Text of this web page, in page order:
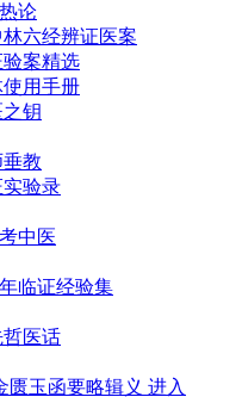
论
六经辨证医案
案精选
用手册
钥
教
验录
中医
临证经验集
哲医话
匮玉函要略辑义 进入